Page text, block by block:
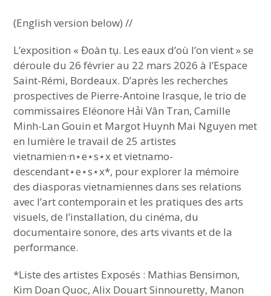
NEWSLETTER
(English version below) //
L’exposition « Đoàn tụ. Les eaux d’où l’on vient » se
déroule du 26 février au 22 mars 2026 à l’Espace
Saint-Rémi, Bordeaux. D’après les recherches
prospectives de Pierre-Antoine Irasque, le trio de
commissaires Eléonore Hải Vân Tran, Camille
Minh-Lan Gouin et Margot Huynh Mai Nguyen met
en lumière le travail de 25 artistes
vietnamien·n⋆e⋆s⋆x et vietnamo-
descendant⋆e⋆s⋆x*, pour explorer la mémoire
des diasporas vietnamiennes dans ses relations
avec l’art contemporain et les pratiques des arts
visuels, de l’installation, du cinéma, du
documentaire sonore, des arts vivants et de la
performance.
*Liste des artistes Exposés : Mathias Bensimon,
Kim Doan Quoc, Alix Douart Sinnouretty, Manon